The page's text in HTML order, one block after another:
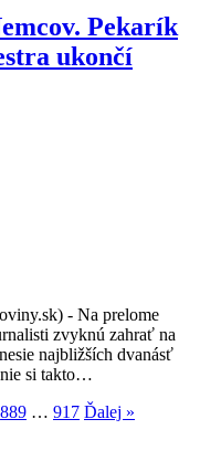
Pekarík
ukončí
- Na prelome
zvyknú zahrať na
najbližších dvanásť
si takto…
889 … 917 Ďalej »